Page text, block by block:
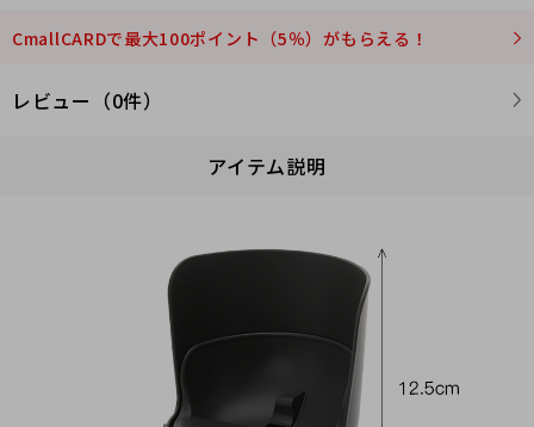
CmallCARDで最大100ポイント（5％）がもらえる！
レビュー（0件）
アイテム説明